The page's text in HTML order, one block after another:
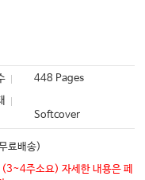
448 Pages
Softcover
료배송)
주소요) 자세한 내용은 페